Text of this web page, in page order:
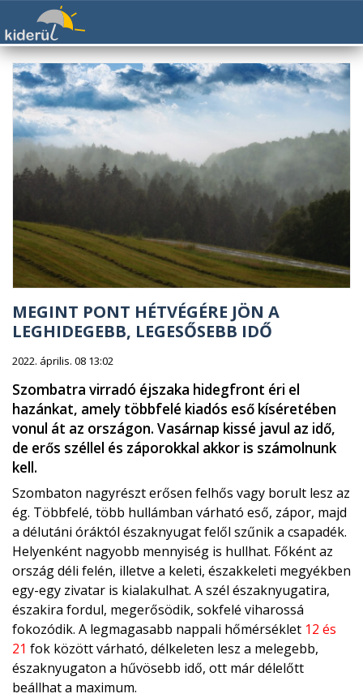
MEGINT PONT HÉTVÉGÉRE JÖN A
LEGHIDEGEBB, LEGESŐSEBB IDŐ
2022. április. 08 13:02
Szombatra virradó éjszaka hidegfront éri el
hazánkat, amely többfelé kiadós eső kíséretében
vonul át az országon. Vasárnap kissé javul az idő,
de erős széllel és záporokkal akkor is számolnunk
kell.
Szombaton nagyrészt erősen felhős vagy borult lesz az
ég. Többfelé, több hullámban várható eső, zápor, majd
a délutáni óráktól északnyugat felől szűnik a csapadék.
Helyenként nagyobb mennyiség is hullhat. Főként az
ország déli felén, illetve a keleti, északkeleti megyékben
egy-egy zivatar is kialakulhat. A szél északnyugatira,
északira fordul, megerősödik, sokfelé viharossá
fokozódik. A legmagasabb nappali hőmérséklet 12 és
21 fok között várható, délkeleten lesz a melegebb,
északnyugaton a hűvösebb idő, ott már délelőtt
beállhat a maximum.